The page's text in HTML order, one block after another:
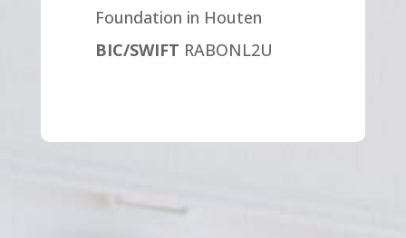
Foundation in Houten
BIC/SWIFT RABONL2U